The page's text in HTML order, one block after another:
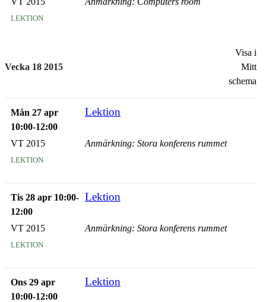
lektion
Vecka 18 2015
Visa i
Mitt
schema
Mån 27 apr
10:00-12:00
Lektion
VT 2015
lektion
Anmärkning: Stora konferens rummet
Tis 28 apr 10:00-
12:00
Lektion
VT 2015
lektion
Anmärkning: Stora konferens rummet
Ons 29 apr
10:00-12:00
Lektion